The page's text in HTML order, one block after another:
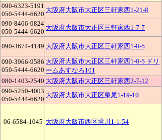
090-6323-5191
050-5444-6620
大阪府大阪市大正区三軒家西1-21-8
090-8466-0824
050-5444-6620
大阪府大阪市大正区三軒家西1-7-7
090-3674-4149 大阪府大阪市大正区三軒家西1-8-5
090-3966-9586
050-5444-6620
大阪府大阪市大正区三軒家西1-8-5 ドリ
ームあすなろ101
080-1403-2540 大阪府大阪市大正区三軒家西2-7-12
090-5250-4003
050-5444-6620
大阪府大阪市大正区泉尾1-19-10
06-6584-1045 大阪府大阪市西区境川1-1-54